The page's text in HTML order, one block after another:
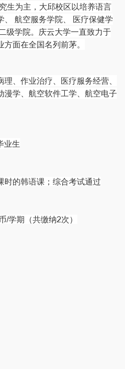
生为主，大邱校区以培养语言
航空服务学院、 医疗保健学
级学院。庆云大学一直致力于
面在全国名列前茅。
、作业治疗、医疗服务经营、
漫学、航空软件工学、航空电子
业生
时的韩语课；综合考试通过
/学期（共缴纳2次）